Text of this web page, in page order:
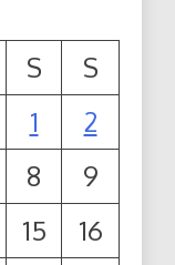
S
S
1
2
8
9
15
16